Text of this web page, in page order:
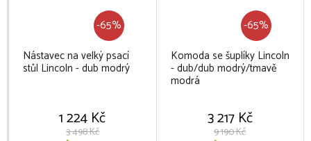
-65%
Nástavec na velký psací
stůl Lincoln - dub modrý
1 224 Kč
3 498 Kč
-65%
Komoda se šuplíky Lincoln
- dub/dub modrý/tmavě
modrá
3 217 Kč
9 190 Kč